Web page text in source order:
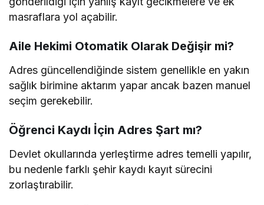
masraflara yol açabilir.
Aile Hekimi Otomatik Olarak Değişir mi?
Adres güncellendiğinde sistem genellikle en yakın
sağlık birimine aktarım yapar ancak bazen manuel
seçim gerekebilir.
Öğrenci Kaydı İçin Adres Şart mı?
Devlet okullarında yerleştirme adres temelli yapılır,
bu nedenle farklı şehir kaydı kayıt sürecini
zorlaştırabilir.